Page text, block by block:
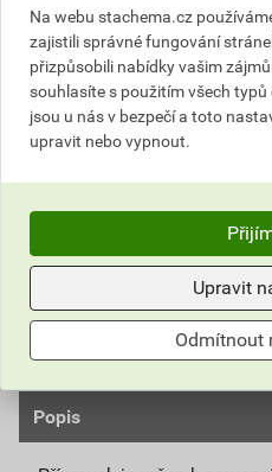
Cena s DPH
324,52 Kčza l
162,26 Kčza ks
Cena bez
268,20
134,10
2152014910
Výrobky značky:Stachema
Popis
Na webu stachema.cz
zajistili správné fungování
přizpůsobili nabídky vašim
souhlasíte s použitím všech
jsou u nás v bezpečí a toto
upravit nebo vypnout.
Upravit
Odmítnout